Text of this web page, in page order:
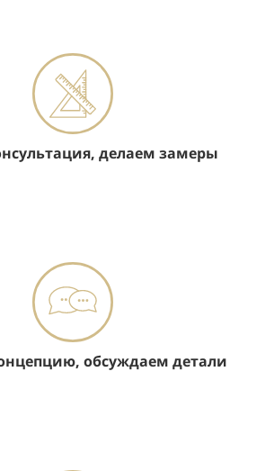
делаем замеры
обсуждаем детали